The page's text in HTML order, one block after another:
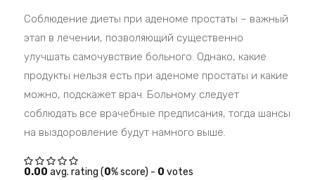
Соблюдение диеты при аденоме простаты – важный
этап в лечении, позволяющий существенно
улучшать самочувствие больного. Однако, какие
продукты нельзя есть при аденоме простаты и какие
можно, подскажет врач. Больному следует
соблюдать все врачебные предписания, тогда шансы
на выздоровление будут намного выше.
0.00 avg. rating (0% score) - 0 votes